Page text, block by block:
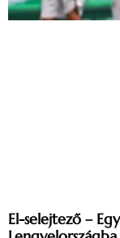
El-selejtező –